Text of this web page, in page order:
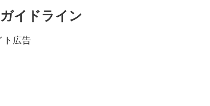
イドライン
ト広告